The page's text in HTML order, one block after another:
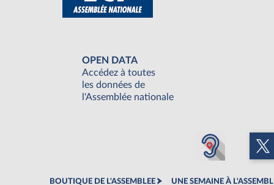
OPEN DATA
Accédez à toutes
les données de
l'Assemblée nationale
BOUTIQUE DE L'ASSEMBLEE UNE SEMAINE À